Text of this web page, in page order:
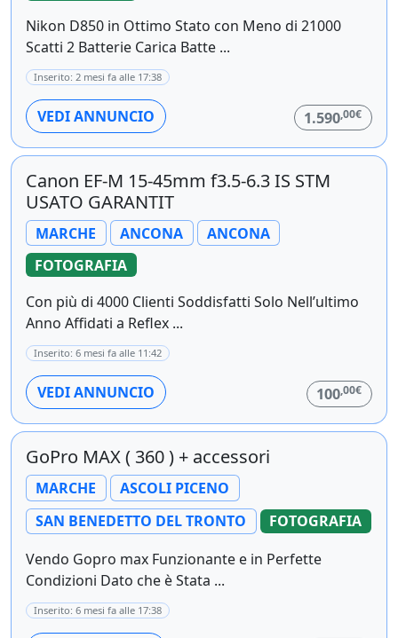
Nikon D850 in Ottimo Stato con Meno di 21000
Scatti 2 Batterie Carica Batte ...
Inserito: 2 mesi fa alle 17:38
VEDI ANNUNCIO 1.590,00€
Canon EF-M 15-45mm f3.5-6.3 IS STM
USATO GARANTIT
MARCHE ANCONA
ANCONA
FOTOGRAFIA
Con più di 4000 Clienti Soddisfatti Solo Nell’ultimo
Anno Affidati a Reflex ...
Inserito: 6 mesi fa alle 11:42
VEDI ANNUNCIO 100,00€
GoPro MAX ( 360 ) + accessori
MARCHE
ASCOLI PICENO
SAN BENEDETTO DEL TRONTO
FOTOGRAFIA
Vendo Gopro max Funzionante e in Perfette
Condizioni Dato che è Stata ...
Inserito: 6 mesi fa alle 17:38